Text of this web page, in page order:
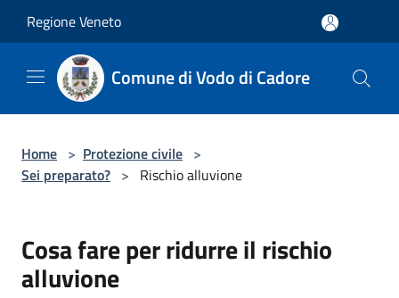
Regione Veneto
Comune di Vodo di Cadore
Home > Protezione civile >
Sei preparato? > Rischio alluvione
Cosa fare per ridurre il rischio
alluvione